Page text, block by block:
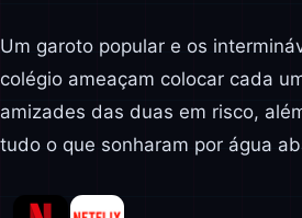
Um garoto popular e os
colégio ameaçam colocar cada
amizades das duas em risco,
tudo o que sonharam por água